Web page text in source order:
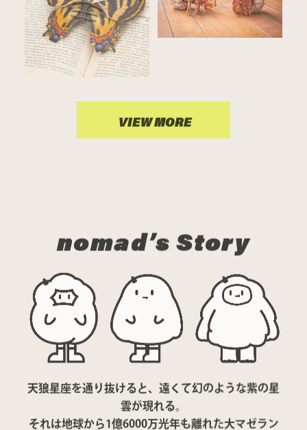
VIEW MORE
nomad’s Story
天狼星座を通り抜けると、遠くて幻のような紫の星
雲が現れる。
それは地球から1億6000万光年も離れた大マゼラン